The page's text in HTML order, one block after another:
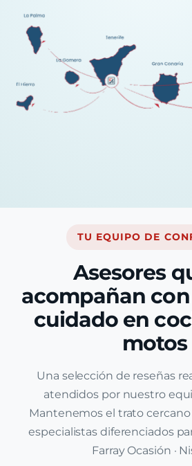
TU EQUIPO DE
Asesores
acompañan
cuidado en
motos
Una selección de reseñas
atendidos por nuestro
Mantenemos el trato
especialistas diferenciados
Farray Ocasión ·